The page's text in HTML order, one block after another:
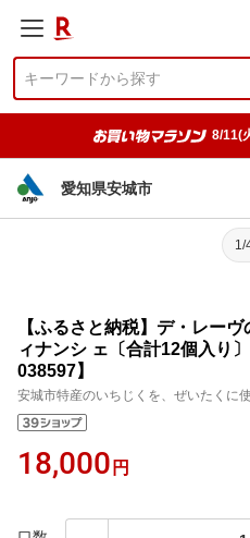
8/11(
愛知県安城市
1/
【ふるさと納税】デ・レー
ィナンシ ェ〔合計12個入り
038597】
安城市特産のいちじくを、ぜいたくに
18,000 円